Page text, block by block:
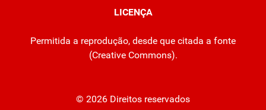
LICENÇA
Permitida a reprodução, desde que citada a fonte
(Creative Commons).
© 2026 Direitos reservados